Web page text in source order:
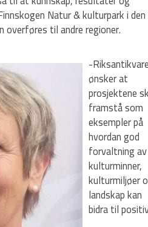
Natur & kulturpark i den
overføres til andre regioner.
-
ønsker at
prosjektene
framstå som
eksempler på
hvordan god
forvaltning av
kulturminner,
kulturmiljøer
landskap kan
bidra til